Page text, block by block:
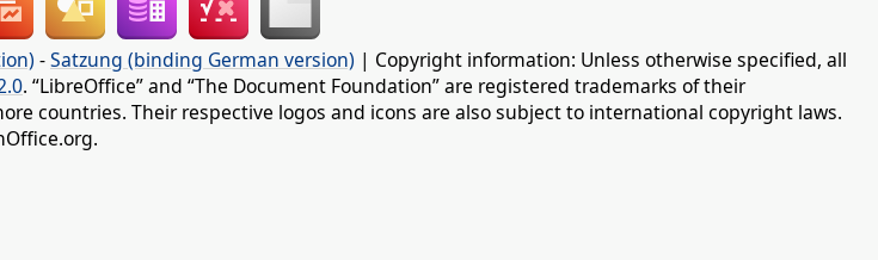
-Satzung (binding German version) | Copyright information: Unless otherwise specified, all
. “LibreOffice” and “The Document Foundation” are registered trademarks of their
countries. Their respective logos and icons are also subject to international copyright laws.